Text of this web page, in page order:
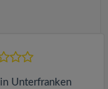
Unterfranken